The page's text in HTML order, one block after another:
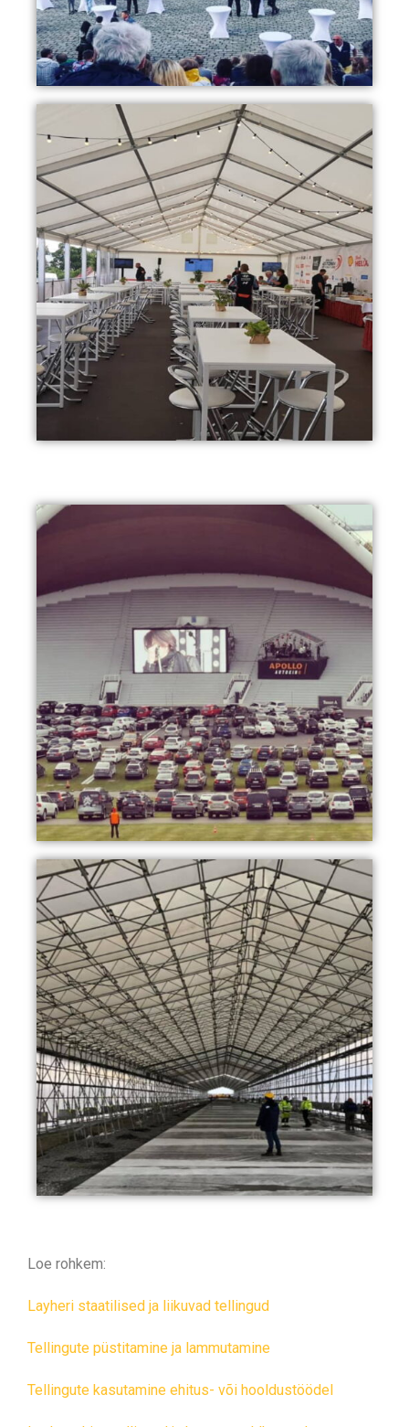
Loe rohkem:
Layheri staatilised ja liikuvad tellingud
Tellingute püstitamine ja lammutamine
Tellingute kasutamine ehitus- või hooldustöödel